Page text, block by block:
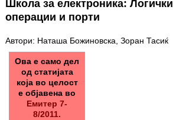
Школа за електроника: Логички
операции и порти
Автори: Наташа Божиновска, Зоран Тасиќ
Ова е само дел
од статијата
која во целост
е објавена во
Емитер 7-
8/2011.